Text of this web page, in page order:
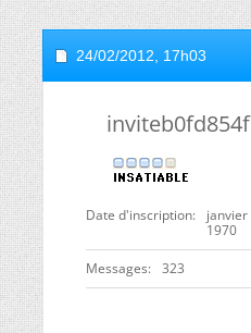
24/02/2012, 17h03
inviteb0fd854f
Date d'inscription
janvier
1970
Messages 323